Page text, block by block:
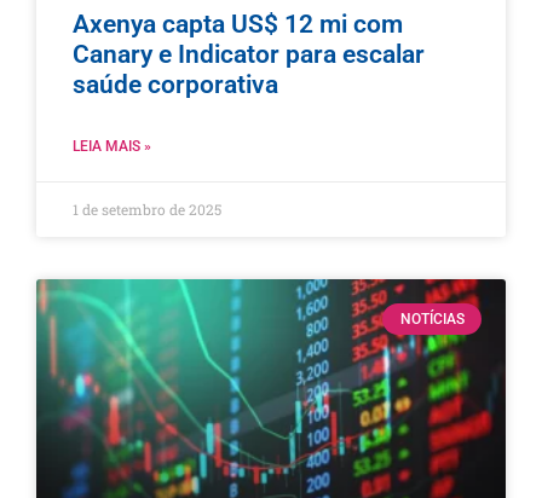
Axenya capta US$ 12 mi com
Canary e Indicator para escalar
saúde corporativa
LEIA MAIS »
1 de setembro de 2025
NOTÍCIAS